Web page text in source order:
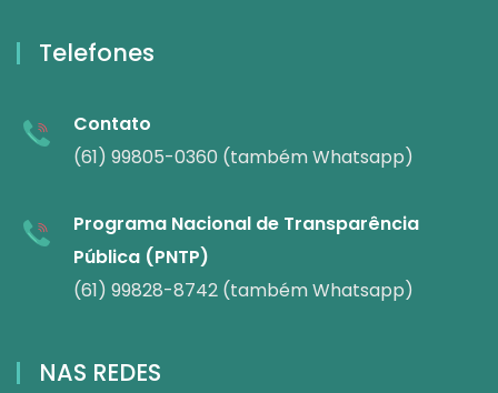
Telefones
Contato
(61) 99805-0360 (também Whatsapp)
Programa Nacional de Transparência
Pública (PNTP)
(61) 99828-8742 (também Whatsapp)
NAS REDES